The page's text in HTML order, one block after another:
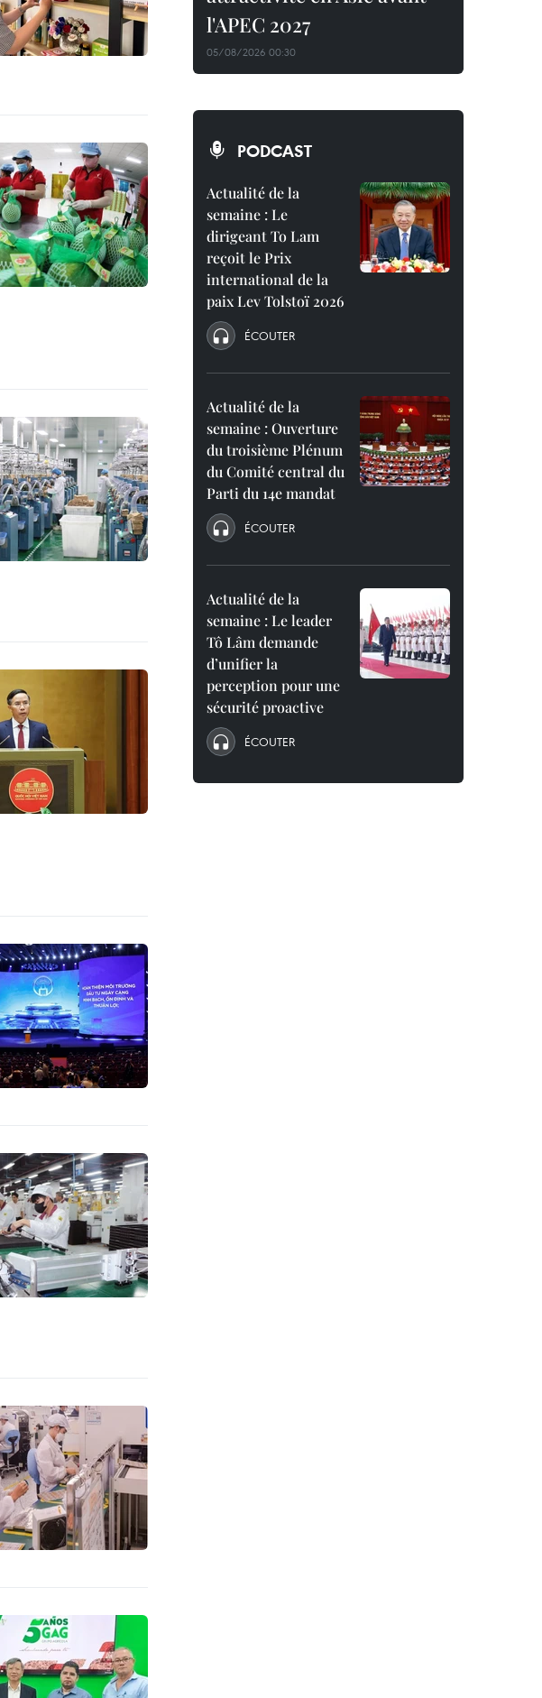
l'APEC 2027
05/08/2026 00:30
PODCAST
Actualité de la
semaine : Le
dirigeant To Lam
reçoit le Prix
international de la
paix Lev Tolstoï 2026
ÉCOUTER
Actualité de la
semaine : Ouverture
du troisième Plénum
du Comité central du
Parti du 14e mandat
ÉCOUTER
Actualité de la
semaine : Le leader
Tô Lâm demande
d’unifier la
perception pour une
sécurité proactive
ÉCOUTER